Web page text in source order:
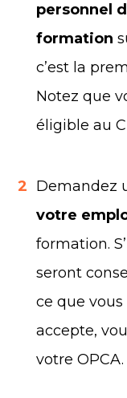
personnel
formation
c’est la
Notez que
éligible au
2 Demandez
votre
formation.
seront
ce que vous
accepte,
votre OPCA.